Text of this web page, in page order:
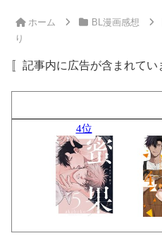
ホーム BL漫画感想
り
〚記事内に広告が含まれてい